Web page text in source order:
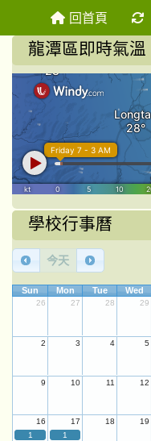
回首頁
龍潭區即時氣溫
學校行事曆
今天
Sun Mon Tue Wed
26 27 28 29
2 3 4 5
9 10 11 12
16 17 18 19
1
1